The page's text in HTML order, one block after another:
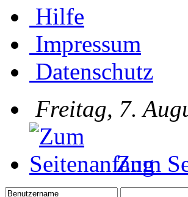
Hilfe
Impressum
Datenschutz
Freitag, 7.
Zum